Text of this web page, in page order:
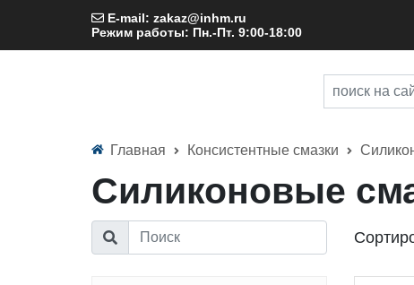
E-mail: zakaz@inhm.ru
Режим работы: Пн.-Пт. 9:00-18:00
Главная Консистентные смазки
Силиконовые